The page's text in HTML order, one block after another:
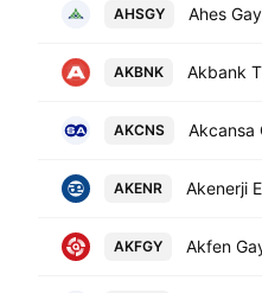
AHSGY
AKBNK Akbank
AKCNS
AKENR Akenerji
AKFGY